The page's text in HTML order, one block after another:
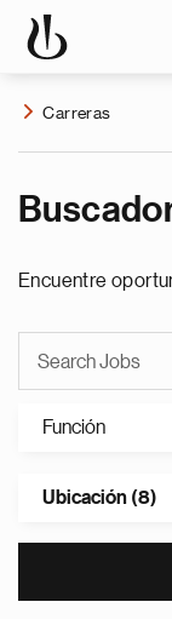
Carreras
Encuentre
Función
Ubicación (8)